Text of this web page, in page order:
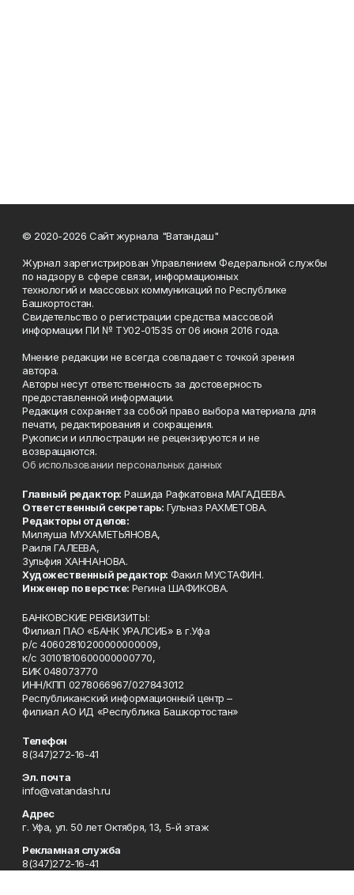
© 2020-2026 Сайт журнала "Ватандаш"
Журнал зарегистрирован Управлением Федеральной службы
по надзору в сфере связи, информационных
технологий и массовых коммуникаций по Республике
Башкортостан.
Свидетельство о регистрации средства массовой
информации ПИ № ТУ02-01535 от 06 июня 2016 года.
Мнение редакции не всегда совпадает с точкой зрения
автора.
Авторы несут ответственность за достоверность
предоставленной информации.
Редакция сохраняет за собой право выбора материала для
печати, редактирования и сокращения.
Рукописи и иллюстрации не рецензируются и не
возвращаются.
Об использовании персональных данных
Главный редактор: Рашида Рафкатовна МАГАДЕЕВА.
Ответственный секретарь: Гульназ РАХМЕТОВА.
Редакторы отделов:
Миляуша МУХАМЕТЬЯНОВА,
Раиля ГАЛЕЕВА,
Зульфия ХАННАНОВА.
Художественный редактор: Факил МУСТАФИН.
Инженер по верстке: Регина ШАФИКОВА.
БАНКОВСКИЕ РЕКВИЗИТЫ:
Филиал ПАО «БАНК УРАЛСИБ» в г.Уфа
р/с 40602810200000000009,
к/с 30101810600000000770,
БИК 048073770
ИНН/КПП 0278066967/027843012
Республиканский информационный центр –
филиал АО ИД «Республика Башкортостан»
Телефон
8(347)272-16-41
Эл. почта
info@vatandash.ru
Адрес
г. Уфа, ул. 50 лет Октября, 13, 5-й этаж
Рекламная служба
8(347)272-16-41